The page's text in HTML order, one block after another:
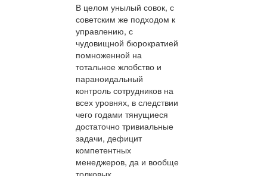
В целом унылый совок, с
советским же подходом к
управлению, с
чудовищной бюрократией
помноженной на
тотальное жлобство и
параноидальный
контроль сотрудников на
всех уровнях, в следствии
чего годами тянущиеся
достаточно тривиальные
задачи, дефицит
компетентных
менеджеров, да и вообще
толковых